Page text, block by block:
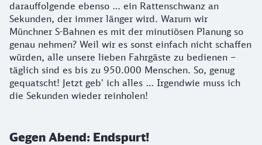
darauffolgende ebenso … ein Rattenschwanz an
Sekunden, der immer länger wird. Warum wir
Münchner S-Bahnen es mit der minutiösen Planung so
genau nehmen? Weil wir es sonst einfach nicht schaffen
würden, alle unsere lieben Fahrgäste zu bedienen –
täglich sind es bis zu 950.000 Menschen. So, genug
gequatscht! Jetzt geb' ich alles … Irgendwie muss ich
die Sekunden wieder reinholen!
Gegen Abend: Endspurt!